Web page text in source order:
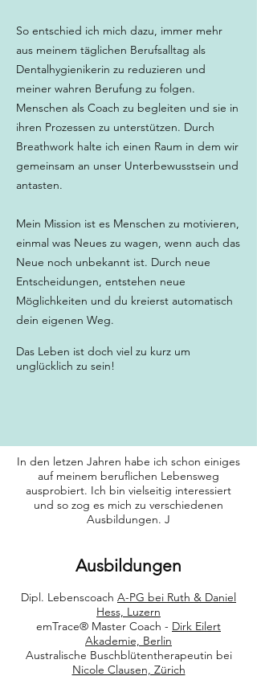
So entschied ich mich dazu, immer mehr
aus meinem täglichen Berufsalltag als
Dentalhygienikerin zu reduzieren und
meiner wahren Berufung zu folgen.
Menschen als Coach zu begleiten und sie in
ihren Prozessen zu unterstützen. Durch
Breathwork halte ich einen Raum in dem wir
gemeinsam an unser Unterbewusstsein und
antasten.
Mein Mission ist es Menschen zu motivieren,
einmal was Neues zu wagen, wenn auch das
Neue noch unbekannt ist. Durch neue
Entscheidungen, entstehen neue
Möglichkeiten und du kreierst automatisch
dein eigenen Weg.
Das Leben ist doch viel zu kurz um
unglücklich zu sein!
In den letzen Jahren habe ich schon einiges
auf meinem beruflichen Lebensweg
ausprobiert. Ich bin vielseitig interessiert
und so zog es mich zu verschiedenen
Ausbildungen. J
Ausbildungen
Dipl. Lebenscoach A-PG bei Ruth & Daniel
Hess, Luzern
emTrace® Master Coach - Dirk Eilert
Akademie, Berlin
Australische Buschblütentherapeutin bei
Nicole Clausen, Zürich